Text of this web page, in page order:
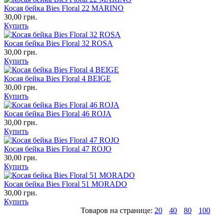
Косая бейка Bies Floral 22 MARINO
30,00 грн.
Купить
Косая бейка Bies Floral 32 ROSA
30,00 грн.
Купить
Косая бейка Bies Floral 4 BEIGE
30,00 грн.
Купить
Косая бейка Bies Floral 46 ROJA
30,00 грн.
Купить
Косая бейка Bies Floral 47 ROJO
30,00 грн.
Купить
Косая бейка Bies Floral 51 MORADO
30,00 грн.
Купить
Товаров на странице: 20 40 80 100